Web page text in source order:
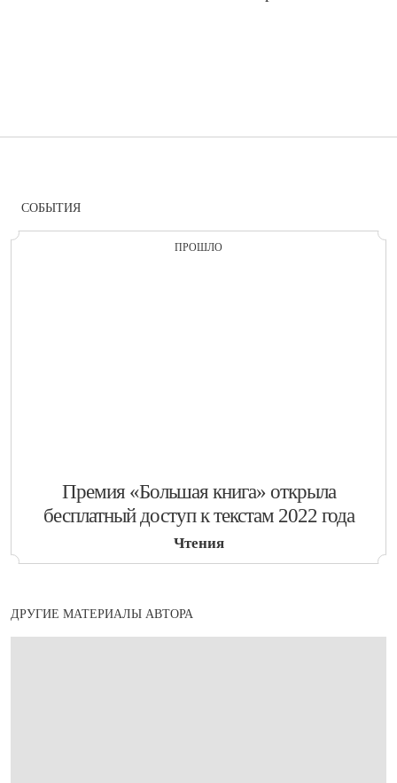
СОБЫТИЯ
ПРОШЛО
​Премия «Большая книга» открыла
бесплатный доступ к текстам 2022 года
Чтения
ДРУГИЕ МАТЕРИАЛЫ АВТОРА